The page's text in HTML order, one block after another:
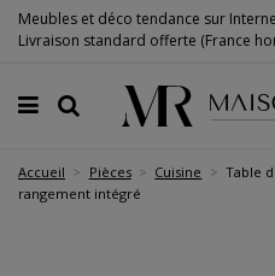
Meubles et déco tendance sur
Livraison standard offerte (France
Accueil Pièces Cuisine
Table
rangement intégré